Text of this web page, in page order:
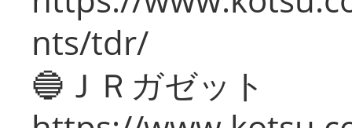
nts/tdr/
🔵ＪＲガゼット